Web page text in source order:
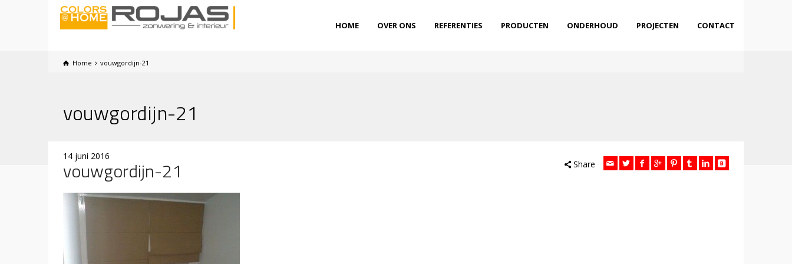
HOME OVER ONS REFERENTIES PRODUCTEN ONDERHOUD PROJECTEN CONTACT
Home vouwgordijn-21
vouwgordijn-21
14 juni 2016
vouwgordijn-21 Share